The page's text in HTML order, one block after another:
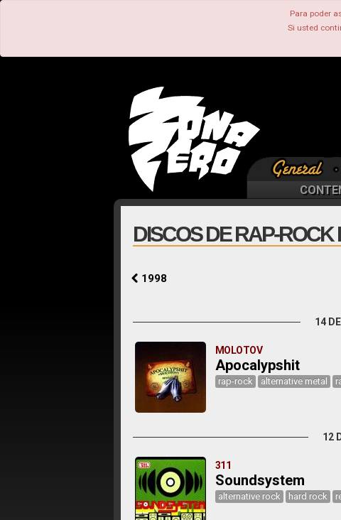
Para poder
Si usted
DISCOS DE RAP-ROCK
1998
14
MOLOTOV
Apocalypshit
rap-rock alternative metal
12
311
Soundsystem
alternative rock hard rock